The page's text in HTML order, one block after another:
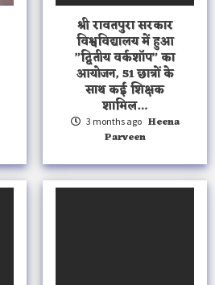
श्री रावतपुरा सरकार
विश्वविद्यालय में हुआ
”द्वितीय वर्कशॉप” का
आयोजन, 51 छात्रों के
साथ कई शिक्षक
शामिल…
3 months ago Heena
Parveen